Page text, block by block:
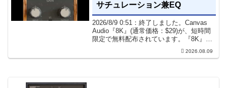
サチュレーション兼EQ
2026/8/9 0:51：終了しました。Canvas
Audio『8K』(通常価格：$29)が、短時間
限定で無料配布されています。『8K』
は、手軽に高域の存在感とアナログ的な
質感をミックスに加えることができる
2026.08.09